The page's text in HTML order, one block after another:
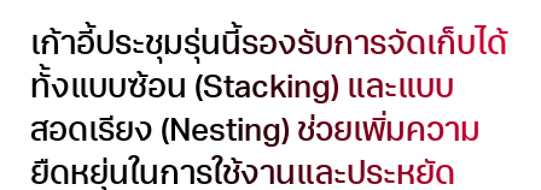
เก้าอี้ประชุมรุ่นนี้รองรับการจัดเก็บได้
ทั้งแบบซ้อน (Stacking) และแบบ
สอดเรียง (Nesting) ช่วยเพิ่มความ
ยืดหยุ่นในการใช้งานและประหยัด